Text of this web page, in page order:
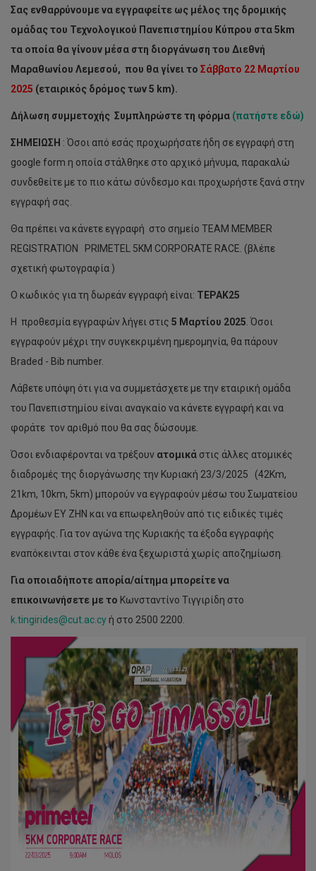
Σας ενθαρρύνουμε να εγγραφείτε ως μέλος της δρομικής
ομάδας του Τεχνολογικού Πανεπιστημίου Κύπρου στα 5km
τα οποία θα γίνουν μέσα στη διοργάνωση του Διεθνή
Μαραθωνίου Λεμεσού, που θα γίνει το Σάββατο 22 Μαρτίου
2025 (εταιρικός δρόμος των 5 km).
Δήλωση συμμετοχής Συμπληρώστε τη φόρμα (πατήστε εδώ)
ΣΗΜΕΙΩΣΗ : Όσοι από εσάς προχωρήσατε ήδη σε εγγραφή στη
google form η οποία στάλθηκε στο αρχικό μήνυμα, παρακαλώ
συνδεθείτε με το πιο κάτω σύνδεσμο και προχωρήστε ξανά στην
εγγραφή σας.
Θα πρέπει να κάνετε εγγραφή στο σημείο TEAM MEMBER
REGISTRATION PRIMETEL 5KM CORPORATE RACE. (βλέπε
σχετική φωτογραφία )
Ο κωδικός για τη δωρεάν εγγραφή είναι: TEPAK25
Η προθεσμία εγγραφών λήγει στις 5 Μαρτίου 2025 . Όσοι
εγγραφούν μέχρι την συγκεκριμένη ημερομηνία, θα πάρουν
Braded - Bib number.
Λάβετε υπόψη ότι για να συμμετάσχετε με την εταιρική ομάδα
του Πανεπιστημίου είναι αναγκαίο να κάνετε εγγραφή και να
φοράτε τον αριθμό που θα σας δώσουμε.
Όσοι ενδιαφέρονται να τρέξουν ατομικά στις άλλες ατομικές
διαδρομές της διοργάνωσης την Κυριακή 23/3/2025 (42Km,
21km, 10km, 5km) μπορούν να εγγραφούν μέσω του Σωματείου
Δρομέων ΕΥ ΖΗΝ και να επωφεληθούν από τις ειδικές τιμές
εγγραφής. Για τον αγώνα της Κυριακής τα έξοδα εγγραφής
εναπόκεινται στον κάθε ένα ξεχωριστά χωρίς αποζημίωση.
Για οποιαδήποτε απορία/αίτημα μπορείτε να
επικοινωνήσετε με το Κωνσταντίνο Τιγγιρίδη στο
k.tingirides@cut.ac.cy ή στο 2500 2200.